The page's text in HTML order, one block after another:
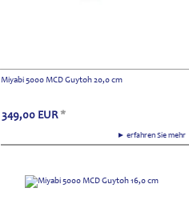
Miyabi 5000 MCD Guytoh 20,0 cm
► erfahren Sie
349,00 EUR *